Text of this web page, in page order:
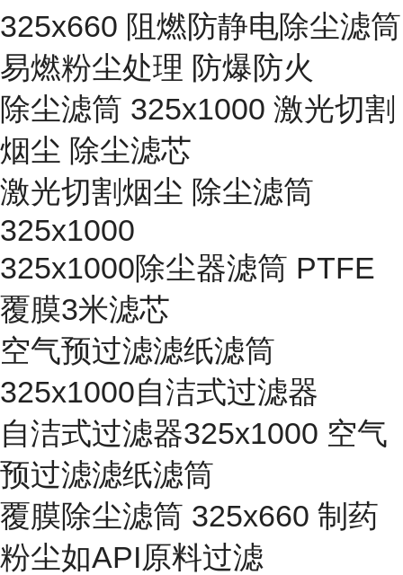
325x660 阻燃防静电除尘滤筒
易燃粉尘处理 防爆防火
除尘滤筒 325x1000 激光切割
烟尘 除尘滤芯
激光切割烟尘 除尘滤筒
325x1000
325x1000除尘器滤筒 PTFE
覆膜3米滤芯
空气预过滤滤纸滤筒
325x1000自洁式过滤器
自洁式过滤器325x1000 空气
预过滤滤纸滤筒
覆膜除尘滤筒 325x660 制药
粉尘如API原料过滤